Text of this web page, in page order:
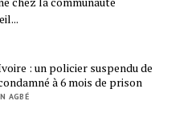
: un policier suspendu de
à 6 mois de prison
AGBÉ